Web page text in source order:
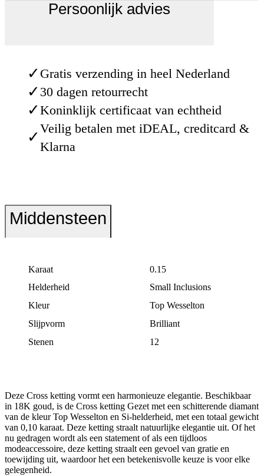
Persoonlijk advies
✓ Gratis verzending in heel Nederland
✓ 30 dagen retourrecht
✓Koninklijk certificaat van echtheid
✓
Veilig betalen met iDEAL, creditcard &
Klarna
Middensteen
Karaat
0.15
Helderheid
Small Inclusions
Kleur
Top Wesselton
Slijpvorm
Brilliant
Stenen
12
Deze Cross ketting vormt een harmonieuze elegantie. Beschikbaar
in 18K goud, is de Cross ketting Gezet met een schitterende diamant
van de kleur Top Wesselton en Si-helderheid, met een totaal gewicht
van 0,10 karaat. Deze ketting straalt natuurlijke elegantie uit. Of het
nu gedragen wordt als een statement of als een tijdloos
modeaccessoire, deze ketting straalt een gevoel van gratie en
toewijding uit, waardoor het een betekenisvolle keuze is voor elke
gelegenheid.